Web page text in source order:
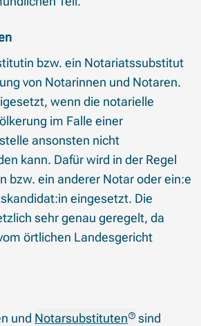
bzw. ein Notariatssubstitut
von Notarinnen und Notaren.
wenn die notarielle
im Falle einer
ansonsten nicht
kann. Dafür wird in der Regel
bzw. ein anderer Notar oder ein:e
eingesetzt. Die
sehr genau geregelt, da
örtlichen Landesgericht
und Notarsubstituten
sind